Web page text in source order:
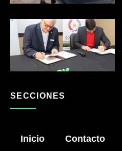
SECCIONES
Inicio Contacto